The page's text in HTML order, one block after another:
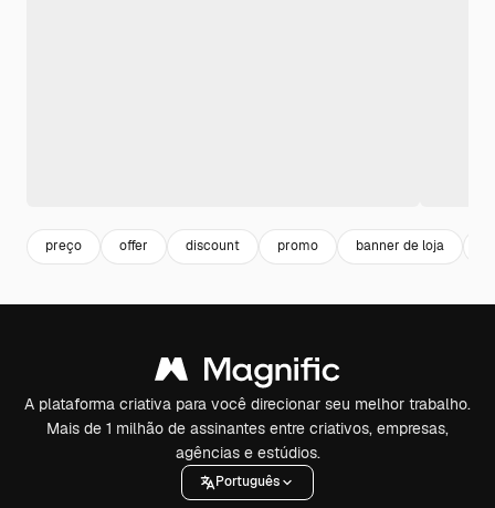
preço offer discount promo banner de loja
A plataforma criativa para você direcionar seu melhor trabalho.
Mais de 1 milhão de assinantes entre criativos, empresas,
agências e estúdios.
Português